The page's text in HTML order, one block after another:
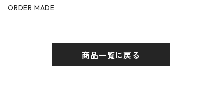
110size
100size
ORDER MADE
商品一覧に戻る